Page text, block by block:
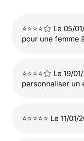
⭐⭐⭐⭐
Le 05/
pour une femme
⭐⭐⭐⭐
Le 19/
personnaliser un
⭐⭐⭐⭐⭐ Le 11/